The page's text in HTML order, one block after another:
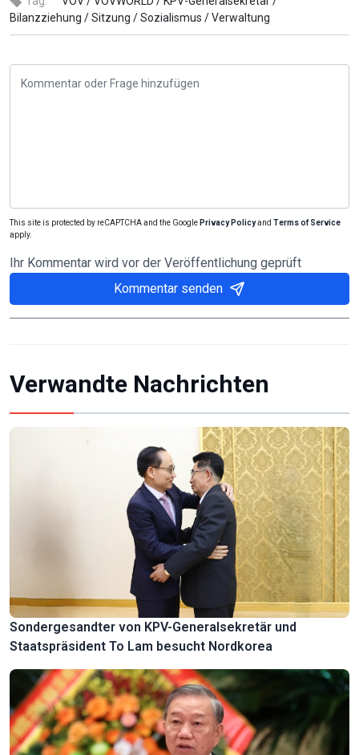
Bilanzziehung /Sitzung /Sozialismus /Verwaltung
This site is protected by reCAPTCHA and the Google Privacy Policyand Terms of Service
apply.
Ihr Kommentar wird vor der Veröffentlichung geprüft
Kommentar senden
Verwandte Nachrichten
Sondergesandter von KPV-Generalsekretär und
Staatspräsident To Lam besucht Nordkorea